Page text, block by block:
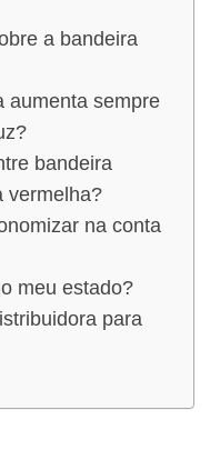
a bandeira
aumenta sempre
bandeira
vermelha?
na conta
meu estado?
para